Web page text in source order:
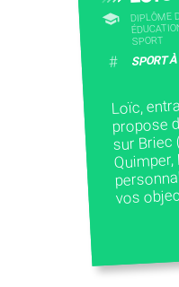
DIPLÔME
SPORT
# SPORT
Loïc,
propose
sur Briec
vos